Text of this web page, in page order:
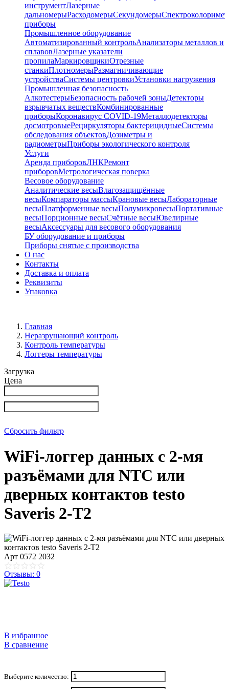
инструментЛазерные
дальномерыРасходомерыСекундомеры
приборы
Промышленное оборудование
Автоматизированный контрольАнализаторы металлов и
сплавовЛазерные указатели
пропилаМаркировщикиОтрезные
станкиПлотномерыРазмагничивающие
устройстваСистемы центровкиУстановки нагружения
Промышленная безопасность
АлкотестерыБезопасность рабочей зоныДетекторы
взрывчатых веществКомбинированные
приборыКоронавирус COVID-19Металлодетекторы
досмотровыеРециркуляторы бактерицидныеСистемы
обследования объектовДозиметры и
радиометрыПриборы экологического контроля
Услуги
Аренда приборовЛНКРемонт
приборовМетрологическая поверка
Весовое оборудование
Аналитические весыВлагозащищённые
весыКомпараторы массыКрановые весыЛабораторные
весыПлатформенные весыПолумикровесыПортативные
весыПорционные весыСчётные весыЮвелирные
весыАксессуары для весового оборудования
БУ оборудование и приборы
Приборы снятые с производства
О нас
Контакты
Доставка и оплата
Реквизиты
Упаковка
Главная
Неразрушающий контроль
Контроль температуры
Логгеры температуры
Загрузка
Цена
Сбросить фильтр
WiFi-логгер данных c 2-мя
разъёмами для NTC или
дверных контактов testo
Saveris 2-T2
Арт 0572 2032
Отзывы: 0
В избранное
В сравнение
Выберите количество: